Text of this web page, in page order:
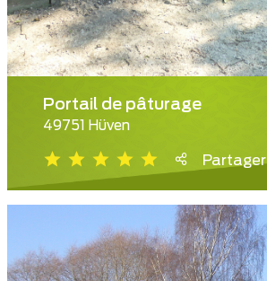
Portail de pâturage
49751 Hüven
Partager